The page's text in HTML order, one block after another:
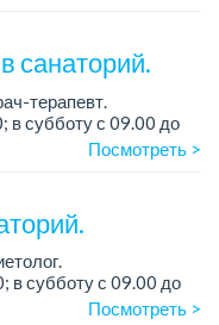
в субботу с 09:00 до
санаторий.
терапевт.
в субботу с 09.00 до
Посмотреть >
в субботу с 09.00 до
Посмотреть >